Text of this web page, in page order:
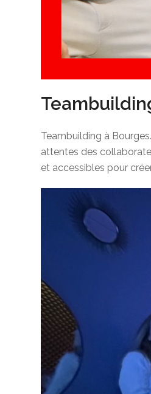
Teambuilding à
attentes des
et accessibles pour